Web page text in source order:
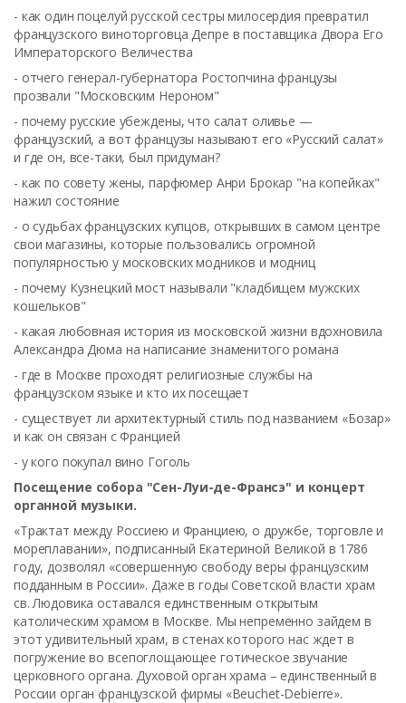
- как один поцелуй русской сестры милосердия превратил
французского виноторговца Депре в поставщика Двора Его
Императорского Величества
- отчего генерал-губернатора Ростопчина французы
прозвали "Московским Нероном"
- почему русские убеждены, что салат оливье —
французский, а вот французы называют его «Русский салат»
и где он, все-таки, был придуман?
- как по совету жены, парфюмер Анри Брокар "на копейках"
нажил состояние
- о судьбах французских купцов, открывших в самом центре
свои магазины, которые пользовались огромной
популярностью у московских модников и модниц
- почему Кузнецкий мост называли "кладбищем мужских
кошельков"
- какая любовная история из московской жизни вдохновила
Александра Дюма на написание знаменитого романа
- где в Москве проходят религиозные службы на
французском языке и кто их посещает
- существует ли архитектурный стиль под названием «Бозар»
и как он связан с Францией
- у кого покупал вино Гоголь
Посещение собора "Сен-Луи-де-Франсэ" и концерт
органной музыки.
«Трактат между Россиею и Франциею, о дружбе, торговле и
мореплавании», подписанный Екатериной Великой в 1786
году, дозволял «совершенную свободу веры французским
подданным в России». Даже в годы Советской власти храм
св. Людовика оставался единственным открытым
католическим храмом в Москве. Мы непременно зайдем в
этот удивительный храм, в стенах которого нас ждет в
погружение во всепоглощающее готическое звучание
церковного органа. Духовой орган храма – единственный в
России орган французской фирмы «Beuchet-Debierre».